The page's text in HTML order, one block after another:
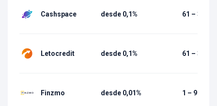
Cashspace desde 0,1% 61 – 365
Letocredit desde 0,1% 61 – 365
Finzmo desde 0,01% 1 – 90 días